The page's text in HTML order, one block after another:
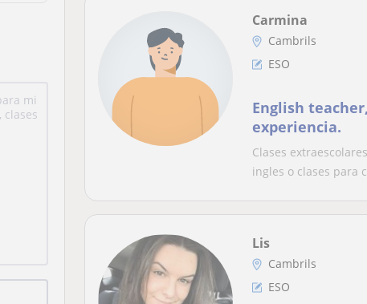
Carmina
Cambrils
ESO
English
experiencia.
Clases
ingles o clases para
Lis
Cambrils
ESO